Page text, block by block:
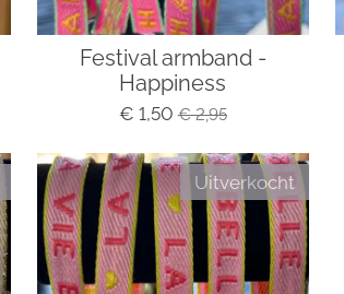
Festival armband -
Happiness
€ 1,50 € 2,95
Uitverkocht